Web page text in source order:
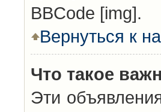
BBCode [img].
Вернуться к
Что такое
Эти